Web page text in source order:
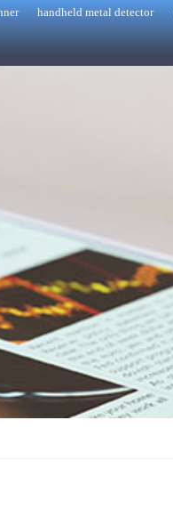
handheld metal detector